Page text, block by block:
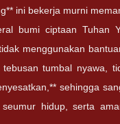
ini bekerja murni
bumi ciptaan Tuhan
menggunakan
tumbal nyawa,
sehingga
hidup, serta